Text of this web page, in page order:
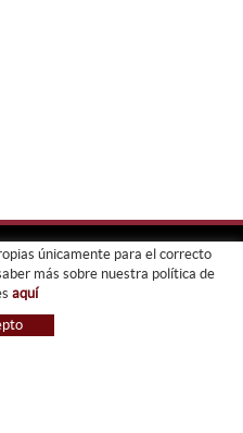
PARDO
únicamente para el correcto
más sobre nuestra política de
aquí